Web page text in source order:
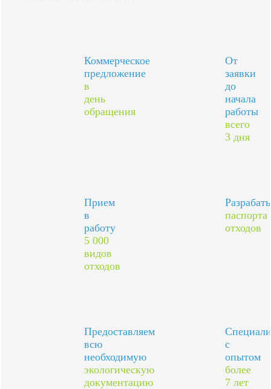
Коммерческое
предложение
в
день
обращения
От
заявки
до
начала
работы
всего
3 дня
Прием
в
работу
5 000
видов
отходов
паспорта
отходов
Предоставляем
всю
необходимую
экологическую
документацию
с
опытом
более
7 лет